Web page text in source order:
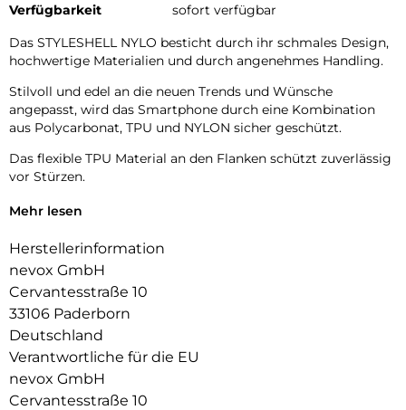
Verfügbarkeit
sofort verfügbar
Das STYLESHELL NYLO besticht durch ihr schmales Design,
hochwertige Materialien und durch angenehmes Handling.
Stilvoll und edel an die neuen Trends und Wünsche
angepasst, wird das Smartphone durch eine Kombination
aus Polycarbonat, TPU und NYLON sicher geschützt.
Das flexible TPU Material an den Flanken schützt zuverlässig
vor Stürzen.
Das Display ist durch die seitlichen Flanken geschützt.
geschützt.
Die Anschlüsse, Knöpfe und Kamera bleiben voll zugänglich.
Hochwertiges Schmutzabweisendes Material und langlebige
Zusammensetzung der Materialien.
Mehr lesen
Herstellerinformation
nevox GmbH
Cervantesstraße 10
33106 Paderborn
Deutschland
Verantwortliche für die EU
nevox GmbH
Cervantesstraße 10